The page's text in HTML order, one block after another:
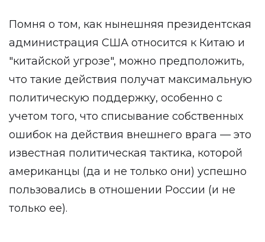
Помня о том, как нынешняя президентская
администрация США относится к Китаю и
"китайской угрозе", можно предположить,
что такие действия получат максимальную
политическую поддержку, особенно с
учетом того, что списывание собственных
ошибок на действия внешнего врага — это
известная политическая тактика, которой
американцы (да и не только они) успешно
пользовались в отношении России (и не
только ее).